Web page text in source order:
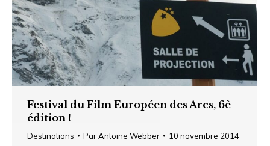
Festival du Film Européen des Arcs, 6è
édition !
Destinations ParAntoine Webber 10 novembre 2014